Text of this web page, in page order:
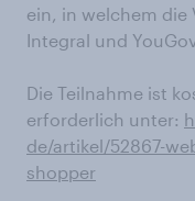
ein, in welchem die
Integral und
Die Teilnahme ist
erforderlich unter:
de/artikel/52867-
shopper